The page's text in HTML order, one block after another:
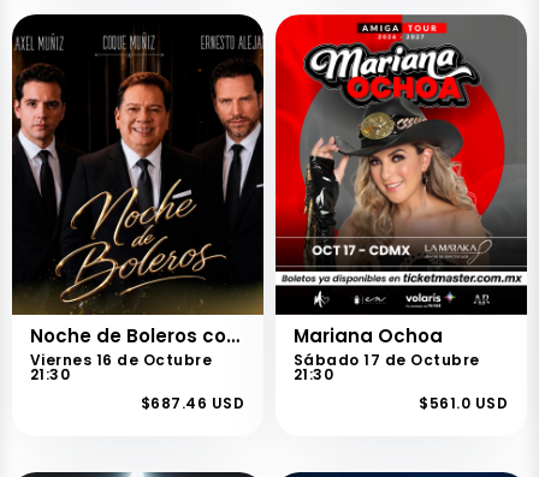
Noche de Boleros con Coque Muñiz, Axel Muñiz y Ernesto Alejandro
Viernes 16 de Octubre
21:30
$687.46 USD
Mariana Ochoa
Sábado 17 de Octubre
21:30
$561.0 USD